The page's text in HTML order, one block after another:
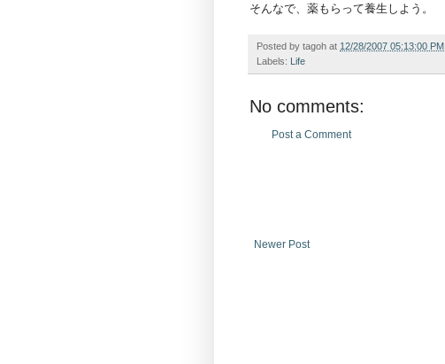
そんなで、薬もらって養生しよう。
Posted by tagoh at 12/28/2007 05:13:00 PM
Labels: Life
No comments:
Post a Comment
Newer Post